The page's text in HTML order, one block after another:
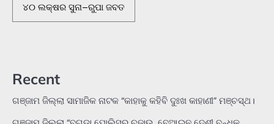
୪୦ ଲକ୍ଷର ସୁନା–ରୁପା ଜବତ
Recent
ଗଞ୍ଜାମ ଜିଲ୍ଲା ସାମାଜିକ ନାଟକ “କାହାକୁ କହିବି ଦୁଃଖ କାହାଣୀ” ମଞ୍ଚସ୍ଥ।